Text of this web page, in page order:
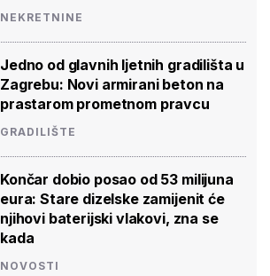
NEKRETNINE
Jedno od glavnih ljetnih gradilišta u
Zagrebu: Novi armirani beton na
prastarom prometnom pravcu
GRADILIŠTE
Končar dobio posao od 53 milijuna
eura: Stare dizelske zamijenit će
njihovi baterijski vlakovi, zna se
kada
NOVOSTI